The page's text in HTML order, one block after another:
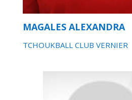
MAGALES ALEXANDRA
TCHOUKBALL CLUB VERNIER